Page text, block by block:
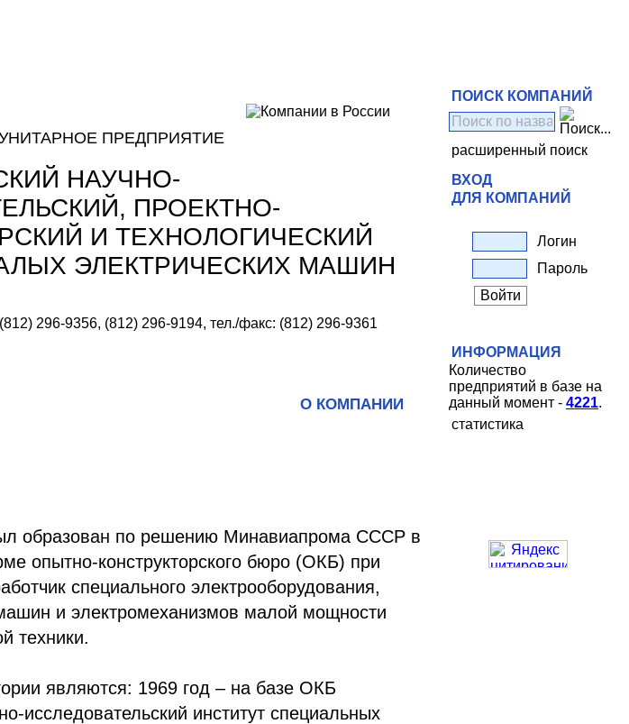
ПРЕДПРИЯТИЕ
НАУЧНО-
ПРОЕКТНО-
И ТЕХНОЛОГИЧЕСКИЙ
ЭЛЕКТРИЧЕСКИХ МАШИН
296-9356, (812) 296-9194, тел./факс: (812) 296-9361
О КОМПАНИИ
образован по решению Минавиапрома СССР в
опытно-конструкторского бюро (ОКБ) при
специального электрооборудования,
и электромеханизмов малой мощности
техники.
являются: 1969 год – на базе ОКБ
исследовательский институт специальных
ПОИСК КОМПАНИЙ
расширенный поиск
ВХОД
ДЛЯ КОМПАНИЙ
Логин
Пароль
ИНФОРМАЦИЯ
Количество
предприятий в базе на
данный момент - 4221.
статистика